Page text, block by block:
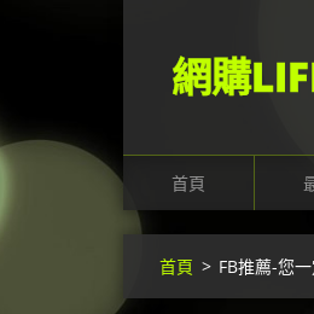
網購
首頁
首頁 > FB推薦-您